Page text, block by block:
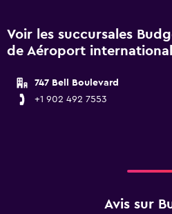
Voir les succursales
de Aéroport
747 Bell Boulevard
+1 902 492 7553
Avis sur